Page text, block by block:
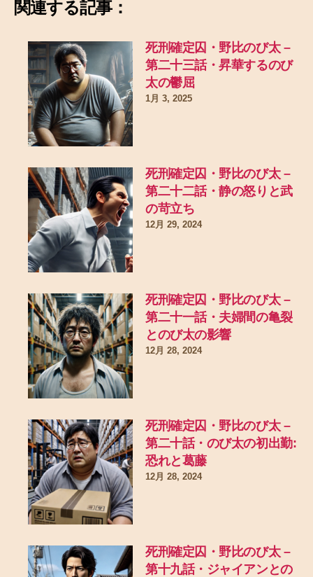
関連する記事：
死刑確定囚・野比のび太 –
第二十三話・昇華するのび
太の鬱屈
1月 3, 2025
死刑確定囚・野比のび太 –
第二十二話・静の怒りと武
の苛立ち
12月 29, 2024
死刑確定囚・野比のび太 –
第二十一話・夫婦間の亀裂
とのび太の影響
12月 28, 2024
死刑確定囚・野比のび太 –
第二十話・のび太の初出勤:
恐れと葛藤
12月 28, 2024
死刑確定囚・野比のび太 –
第十九話・ジャイアンとの